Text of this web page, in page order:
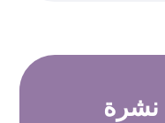
نشرة